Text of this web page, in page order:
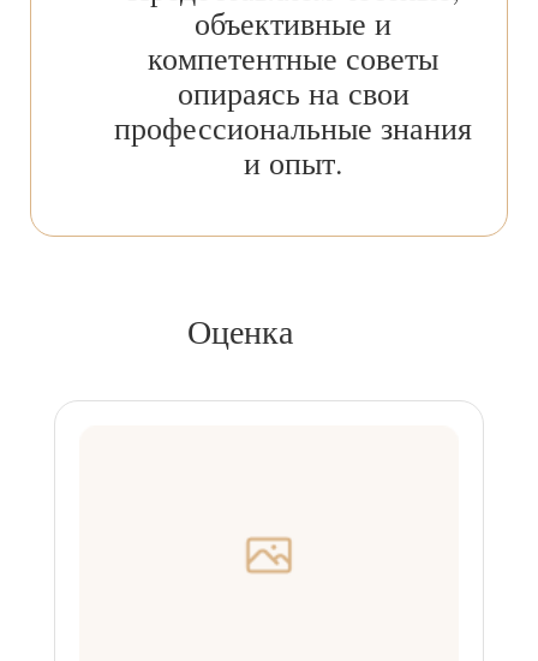
объективные и
компетентные советы
опираясь на свои
профессиональные знания
и опыт.
Оценка